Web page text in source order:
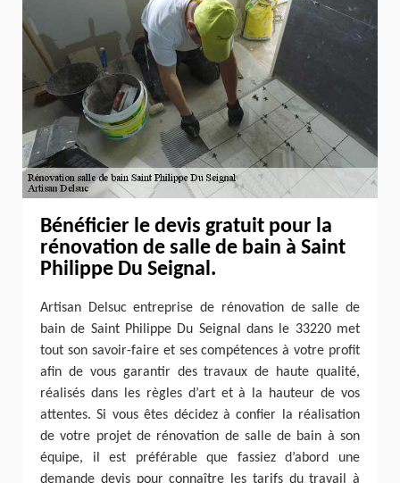
Bénéficier le devis gratuit pour la
rénovation de salle de bain à Saint
Philippe Du Seignal.
Artisan Delsuc entreprise de rénovation de salle de
bain de Saint Philippe Du Seignal dans le 33220 met
tout son savoir-faire et ses compétences à votre profit
afin de vous garantir des travaux de haute qualité,
réalisés dans les règles d’art et à la hauteur de vos
attentes. Si vous êtes décidez à confier la réalisation
de votre projet de rénovation de salle de bain à son
équipe, il est préférable que fassiez d’abord une
demande devis pour connaître les tarifs du travail à